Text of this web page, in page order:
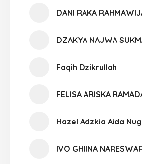
DANI RAKA
DZAKYA NAJWA
Faqih Dzikrullah
FELISA ARISKA
Hazel Adzkia Aida
IVO GHIINA